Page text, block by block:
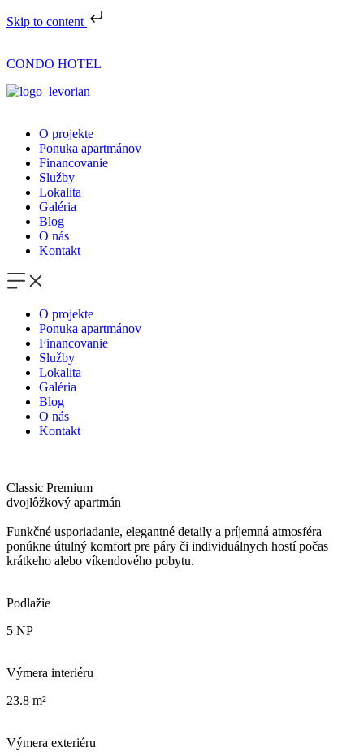
Skip to content
CONDO HOTEL
O projekte
Ponuka apartmánov
Financovanie
Služby
Lokalita
Galéria
Blog
O nás
Kontakt
O projekte
Ponuka apartmánov
Financovanie
Služby
Lokalita
Galéria
Blog
O nás
Kontakt
Classic Premium
dvojlôžkový apartmán
Funkčné usporiadanie, elegantné detaily a príjemná atmosféra
ponúkne útulný komfort pre páry či individuálnych hostí počas
krátkeho alebo víkendového pobytu.
Podlažie
5 NP
Výmera interiéru
23.8 m²
Výmera exteriéru